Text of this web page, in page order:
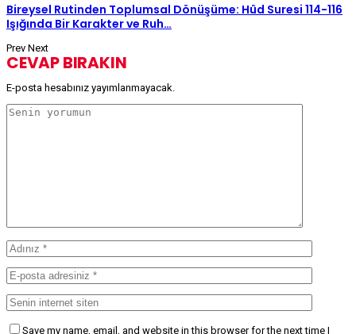
Bireysel Rutinden Toplumsal Dönüşüme: Hûd Suresi 114-116
Işığında Bir Karakter ve Ruh…
Prev Next
CEVAP BIRAKIN
E-posta hesabınız yayımlanmayacak.
Save my name, email, and website in this browser for the next time I